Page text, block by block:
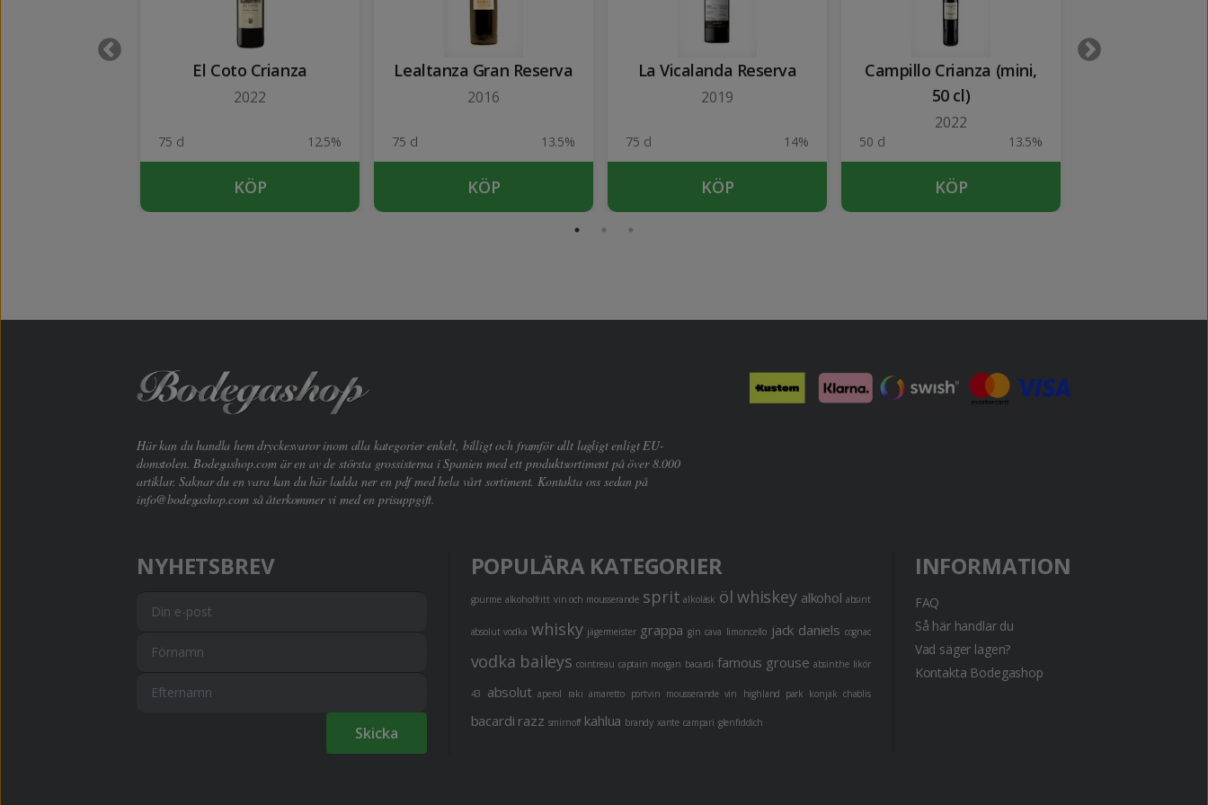
El Coto Crianza
2022
75 cl 12.5%
KÖP
Lealtanza Gran Reserva
2016
75 cl 13.5%
KÖP
La Vicalanda Reserva
2019
75 cl 14%
KÖP
Campillo Crianza (mini,
50 cl)
2022
50 cl 13.5%
KÖP
Här kan du handla hem dryckesvaror inom alla kategorier enkelt, billigt och framför allt lagligt enligt EU-
domstolen. Bodegashop.com är en av de största grossisterna i Spanien med ett produktsortiment på över 8.000
artiklar. Saknar du en vara kan du här ladda ner en pdf med hela vårt sortiment. Kontakta oss sedan på
info@bodegashop.comså återkommer vi med en prisuppgift.
NYHETSBREV
Skicka
POPULÄRA KATEGORIER
gourme alkoholfritt vin och mousserande sprit alkoläsk öl whiskey alkohol absint
absolut vodka whisky jägermeister grappa gin cava limoncello jack daniels cognac
vodka baileys cointreau captain morgan bacardi famous grouse absinthe likör
43 absolut aperol raki amaretto portvin mousserande vin highland park konjak chablis
bacardi razz smirnoff kahlua brandy xante campari glenfiddich
INFORMATION
FAQ
Så här handlar du
Vad säger lagen?
Kontakta Bodegashop